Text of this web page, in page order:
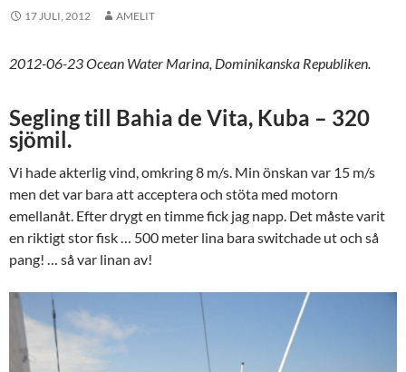
17 JULI, 2012 AMELIT
2012-06-23 Ocean Water Marina, Dominikanska Republiken.
Segling till Bahia de Vita, Kuba – 320
sjömil.
Vi hade akterlig vind, omkring 8 m/s. Min önskan var 15 m/s
men det var bara att acceptera och stöta med motorn
emellanåt. Efter drygt en timme fick jag napp. Det måste varit
en riktigt stor fisk … 500 meter lina bara switchade ut och så
pang! … så var linan av!